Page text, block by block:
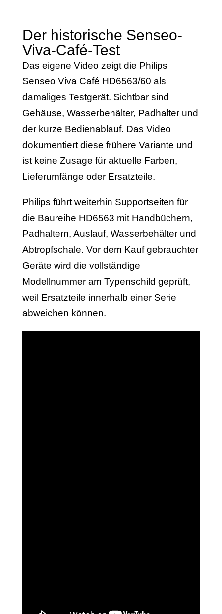
Der historische Senseo-
Viva-Café-Test
Das eigene Video zeigt die Philips
Senseo Viva Café HD6563/60 als
damaliges Testgerät. Sichtbar sind
Gehäuse, Wasserbehälter, Padhalter und
der kurze Bedienablauf. Das Video
dokumentiert diese frühere Variante und
ist keine Zusage für aktuelle Farben,
Lieferumfänge oder Ersatzteile.
Philips führt weiterhin Supportseiten für
die Baureihe HD6563 mit Handbüchern,
Padhaltern, Auslauf, Wasserbehälter und
Abtropfschale. Vor dem Kauf gebrauchter
Geräte wird die vollständige
Modellnummer am Typenschild geprüft,
weil Ersatzteile innerhalb einer Serie
abweichen können.